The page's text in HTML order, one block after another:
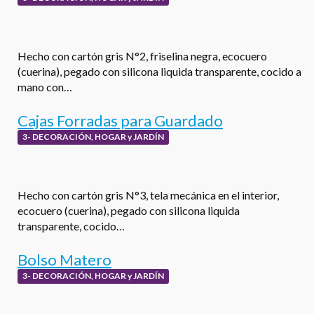
Hecho con cartón gris N°2, friselina negra, ecocuero
(cuerina), pegado con silicona liquida transparente, cocido a
mano con…
Cajas Forradas para Guardado
3- DECORACIÓN, HOGAR y JARDÍN
Hecho con cartón gris N°3, tela mecánica en el interior,
ecocuero (cuerina), pegado con silicona liquida
transparente, cocido…
Bolso Matero
3- DECORACIÓN, HOGAR y JARDÍN